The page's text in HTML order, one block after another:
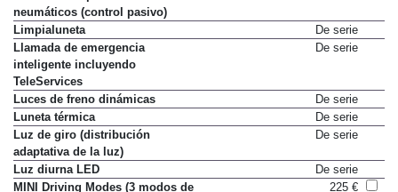
Indicador de presión de
neumáticos (control pasivo)
Limpialuneta
De serie
Llamada de emergencia
inteligente incluyendo
TeleServices
Luces de freno dinámicas
De serie
Luneta térmica
De serie
Luz de giro (distribución
adaptativa de la luz)
Luz diurna LED
De serie